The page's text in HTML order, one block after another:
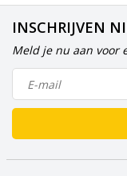
INSCHRIJVEN
Meld je nu aan voor